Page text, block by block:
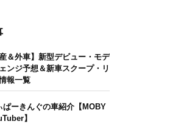
産＆外車】新型デビュー・モデ
ンジ予想＆新車スクープ・リ
報一覧
ぱーきんぐの車紹介【MOBY
】